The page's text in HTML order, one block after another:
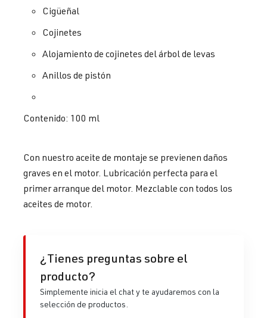
Cigüeñal
Cojinetes
Alojamiento de cojinetes del árbol de levas
Anillos de pistón
Contenido: 100 ml
Con nuestro aceite de montaje se previenen daños
graves en el motor. Lubricación perfecta para el
primer arranque del motor. Mezclable con todos los
aceites de motor.
¿Tienes preguntas sobre el
producto?
Simplemente inicia el chat y te ayudaremos con la
selección de productos.